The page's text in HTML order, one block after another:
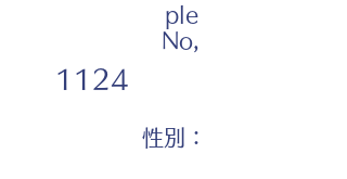
ple
No,
1124
性別：